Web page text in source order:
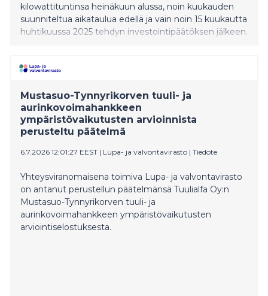
kilowattituntinsa heinäkuun alussa, noin kuukauden
suunniteltua aikataulua edellä ja vain noin 15 kuukautta
huhtikuussa 2025 tehdyn investointipäätöksen jälkeen.
Mustasuo-Tynnyrikorven tuuli- ja
aurinkovoimahankkeen
ympäristövaikutusten arvioinnista
perusteltu päätelmä
6.7.2026 12:01:27 EEST | Lupa- ja valvontavirasto | Tiedote
Yhteysviranomaisena toimiva Lupa- ja valvontavirasto
on antanut perustellun päätelmänsä Tuulialfa Oy:n
Mustasuo-Tynnyrikorven tuuli- ja
aurinkovoimahankkeen ympäristövaikutusten
arviointiselostuksesta.